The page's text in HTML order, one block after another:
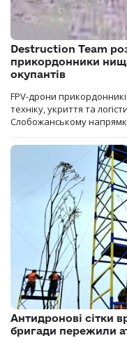
Destruction Team
прикордонники
окупантів
FPV-дрони
техніку, укриття та
Слобожанському
Антидронові сітки
бригади пережили